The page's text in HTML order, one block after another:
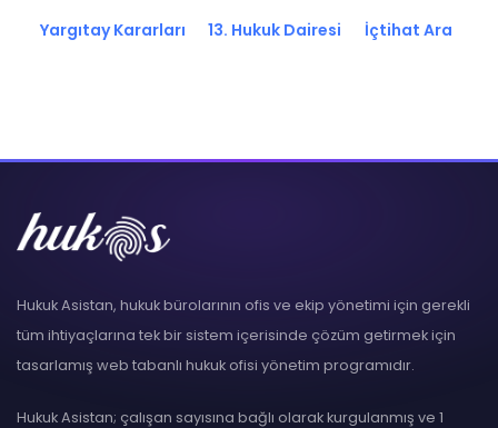
Yargıtay Kararları 13. Hukuk Dairesi İçtihat Ara
Hukuk Asistan, hukuk bürolarının ofis ve ekip yönetimi için gerekli
tüm ihtiyaçlarına tek bir sistem içerisinde çözüm getirmek için
tasarlamış web tabanlı hukuk ofisi yönetim programıdır.
Hukuk Asistan; çalışan sayısına bağlı olarak kurgulanmış ve 1